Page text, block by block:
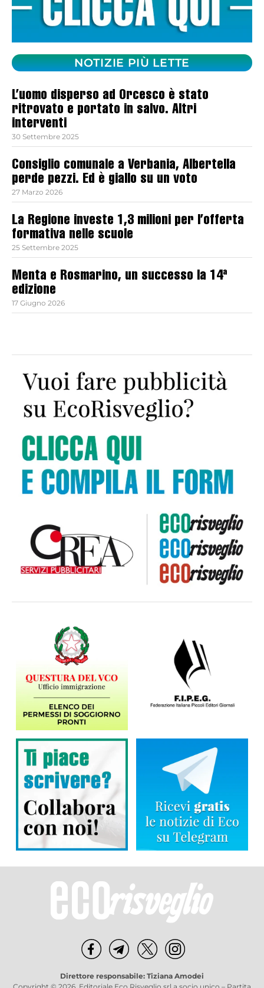
NOTIZIE PIÙ LETTE
L’uomo disperso ad Orcesco è stato
ritrovato e portato in salvo. Altri
interventi
30 Settembre 2025
Consiglio comunale a Verbania, Albertella
perde pezzi. Ed è giallo su un voto
27 Marzo 2026
La Regione investe 1,3 milioni per l’offerta
formativa nelle scuole
25 Settembre 2025
Menta e Rosmarino, un successo la 14ª
edizione
17 Giugno 2026
Direttore responsabile: Tiziana Amodei